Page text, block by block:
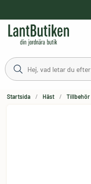
Startsida Häst Tillbehör